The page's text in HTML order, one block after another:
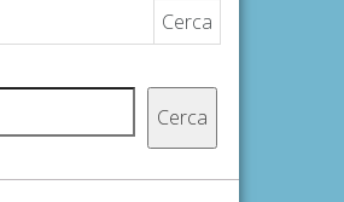
Cerca